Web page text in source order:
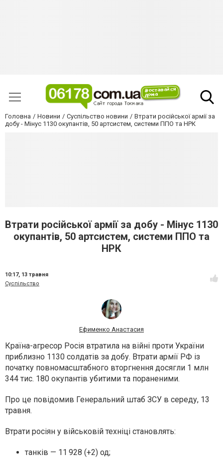
Головна Новини Суспільство новини
Втрати російської армії за
добу - Мінус 1130 окупантів, 50 артсистем, системи ППО та НРК
Втрати російської армії за добу - Мінус 1130
окупантів, 50 артсистем, системи ППО та
НРК
10:17, 13 травня
Суспільство
Ефименко Анастасия
Країна-агресор Росія втратила на війні проти України
приблизно 1130 солдатів за добу. Втрати армії РФ із
початку повномасштабного вторгнення досягли 1 млн
344 тис. 180 окупантів убитими та пораненими.
Про це повідомив Генеральний штаб ЗСУ в середу, 13
травня.
Втрати росіян у військовій техніці становлять:
танків — 11 928 (+2) од;